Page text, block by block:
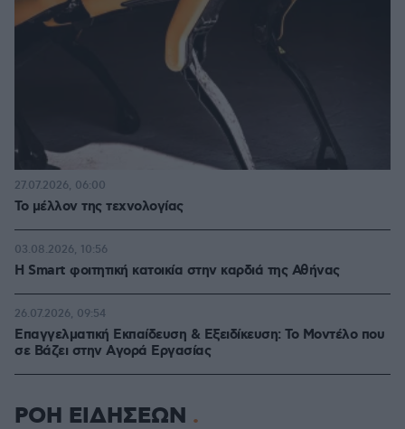
Το μέλλον της τεχνολογίας
27.07.2026, 06:00
Η Smart φοιτητική κατοικία στην καρδιά της Αθήνας
03.08.2026, 10:56
Επαγγελματική Εκπαίδευση & Εξειδίκευση: Το Mοντέλο που
σε Bάζει στην Aγορά Eργασίας
26.07.2026, 09:54
ΡΟΗ ΕΙΔΗΣΕΩΝ